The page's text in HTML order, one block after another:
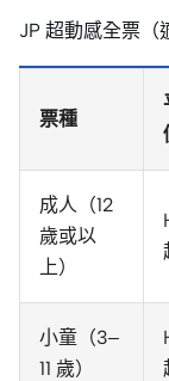
JP 超動感全票（
票種
成人（12
歲或以
上）
小童（3–
11 歲）